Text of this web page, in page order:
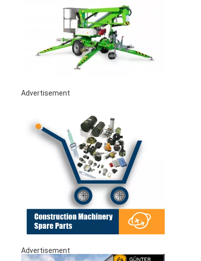
Advertisement
Advertisement